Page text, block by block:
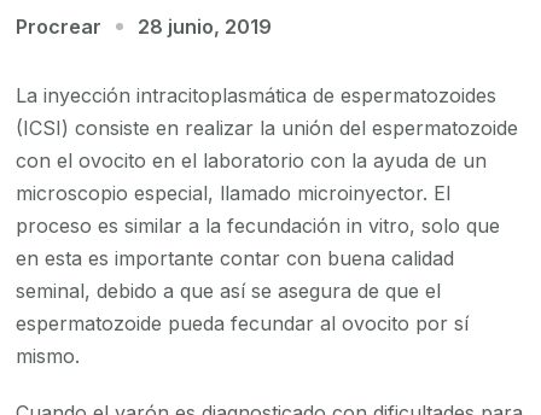
Procrear 28 junio, 2019
La inyección intracitoplasmática de espermatozoides
(ICSI) consiste en realizar la unión del espermatozoide
con el ovocito en el laboratorio con la ayuda de un
microscopio especial, llamado microinyector. El
proceso es similar a la fecundación in vitro, solo que
en esta es importante contar con buena calidad
seminal, debido a que así se asegura de que el
espermatozoide pueda fecundar al ovocito por sí
mismo.